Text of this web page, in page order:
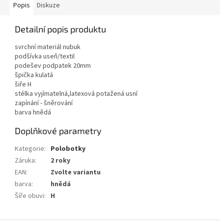
Popis Diskuze
Detailní popis produktu
svrchní materiál nubuk
podšívka useň/textil
podešev podpatek 20mm
špička kulatá
šiře H
stélka vyjímatelná,latexová potažená usní
zapínání - šněrování
barva hnědá
Doplňkové parametry
Kategorie: Polobotky
Záruka:
2 roky
EAN:
Zvolte variantu
barva:
hnědá
Šíře obuvi: H